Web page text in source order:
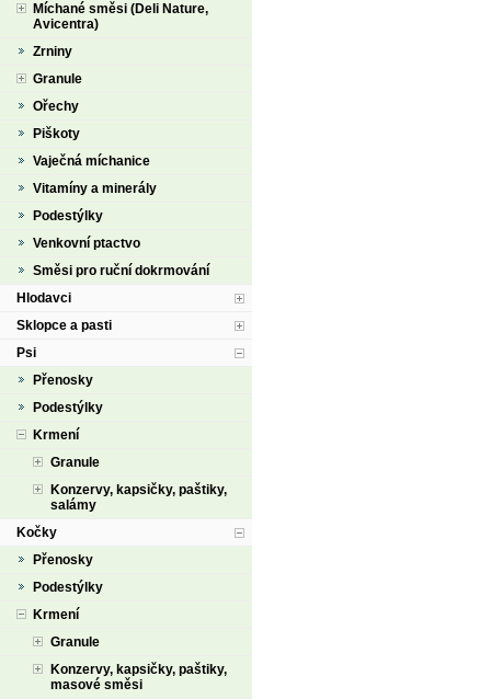
Míchané směsi (Deli Nature,
Avicentra)
Zrniny
Granule
Ořechy
Piškoty
Vaječná míchanice
Vitamíny a minerály
Podestýlky
Venkovní ptactvo
Směsi pro ruční dokrmování
Hlodavci
Sklopce a pasti
Psi
Přenosky
Podestýlky
Krmení
Granule
Konzervy, kapsičky, paštiky,
salámy
Kočky
Přenosky
Podestýlky
Krmení
Granule
Konzervy, kapsičky, paštiky,
masové směsi